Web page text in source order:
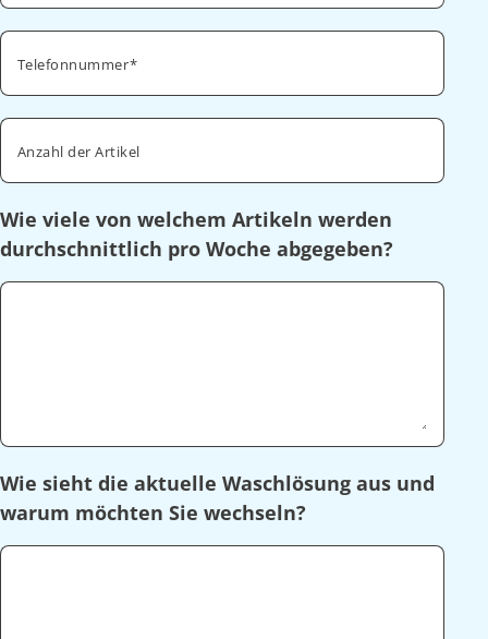
Telefonnummer
Anzahl der Artikel
Wie viele von welchem Artikeln werden
durchschnittlich pro Woche abgegeben?
Wie sieht die aktuelle Waschlösung aus und
warum möchten Sie wechseln?